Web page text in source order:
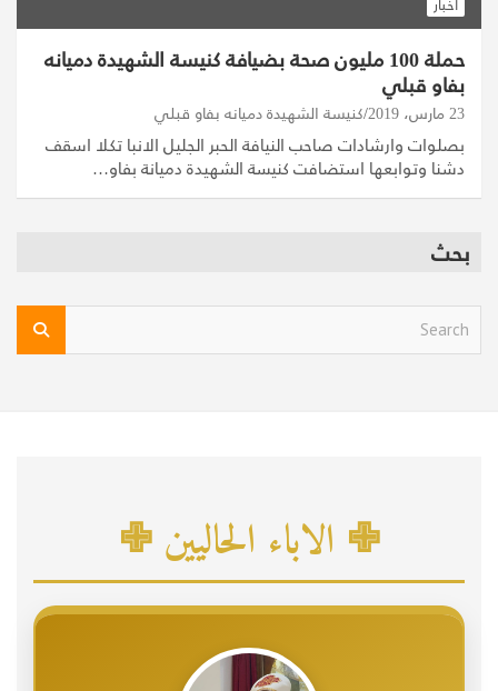
حملة 100 مليون صحة بضيافة كنيسة الشهيدة دميانه
بفاو قبلي
23 مارس، 2019 كنيسة الشهيدة دميانه بفاو قبلي
بصلوات وارشادات صاحب النيافة الحبر الجليل الانبا تكلا اسقف
دشنا وتوابعها استضافت كنيسة الشهيدة دميانة بفاو…
بحث
S
a
✙ الاباء الحاليين ✙